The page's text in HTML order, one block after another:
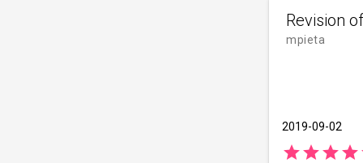
Revision
mpieta
2019-09-02
starstarstarstar